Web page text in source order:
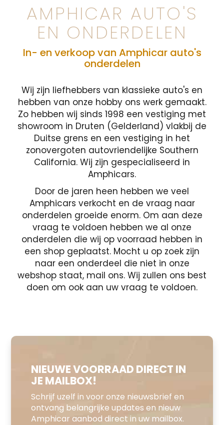
AMPHICAR AUTO'S
EN ONDERDELEN
In- en verkoop van Amphicar auto's
onderdelen
Wij zijn liefhebbers van klassieke auto's en
hebben van onze hobby ons werk gemaakt.
Zo hebben wij sinds 1998 een vestiging met
showroom in Druten (Gelderland) vlakbij de
Duitse grens en een vestiging in het
zonovergoten autovriendelijke Southern
California. Wij zijn gespecialiseerd in
Amphicars.
Door de jaren heen hebben we veel
Amphicars verkocht en de vraag naar
onderdelen groeide enorm. Om aan deze
vraag te voldoen hebben we al onze
onderdelen die wij op voorraad hebben in
een shop geplaatst. Mocht u op zoek zijn
naar een onderdeel die niet in onze
webshop staat, mail ons. Wij zullen ons best
doen om ook aan uw vraag te voldoen.
NIEUWE VOORRAAD DIRECT IN
JE MAILBOX!
Schrijf uzelf in voor onze nieuwsbrief en
ontvang belangrijke updates en nieuw
Amphicar aanbod direct in uw mailbox.